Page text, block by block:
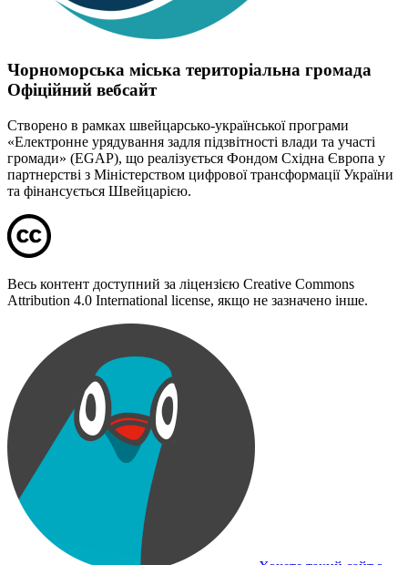
Чорноморська міська територіальна громада
Офіційний вебсайт
Створено в рамках швейцарсько-української програми
«Електронне урядування задля підзвітності влади та участі
громади» (EGAP), що реалізується Фондом Східна Європа у
партнерстві з Міністерством цифрової трансформації України
та фінансується Швейцарією.
Весь контент доступний за ліцензією Creative Commons
Attribution 4.0 International license, якщо не зазначено інше.